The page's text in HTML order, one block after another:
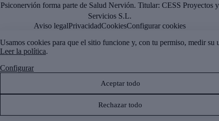
Psiconervión forma parte de Salud Nervión. Titular: CESS Proyectos y
Servicios S.L.
Aviso legalPrivacidadCookiesConfigurar cookies
Usamos cookies para que el sitio funcione y, con tu permiso, medir su
Leer la política.
Configurar
Rechazar todo
Aceptar todo